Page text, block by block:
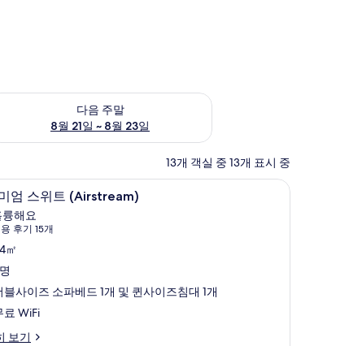
16일
다음 주말
8월 21일 ~ 8월 23일
주말 예약 가능 여부 확인, 8월 21일 ~ 8월 23일
13개 객실 중 13개 표시 중
객실 내 금고 고급 침구, 오리/거위털 이불, 템퍼페딕 침대,
엄 스위트 (Airstream)
만점 중 10점
륭해요
후기 15개
)
㎡
블사이즈 소파베드 1개 및 퀸사이즈침대 1개
료 WiFi
보기